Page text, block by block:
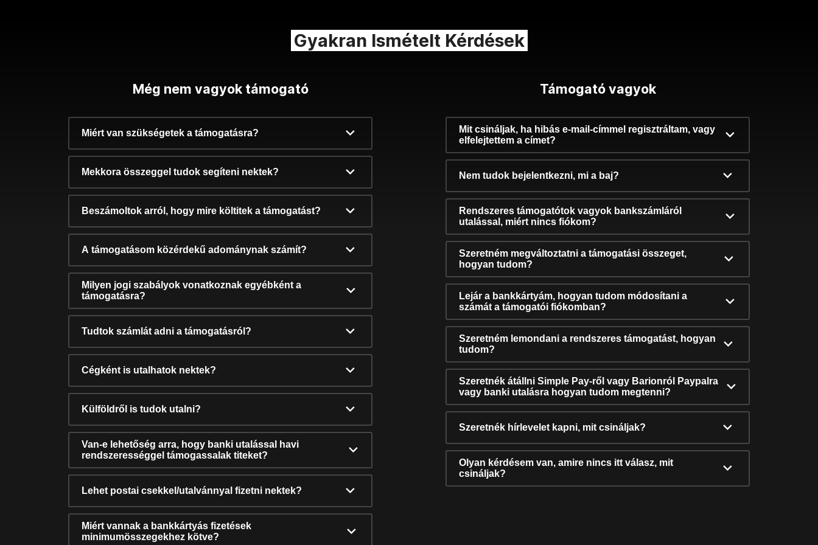
Gyakran Ismételt Kérdések
Még nem vagyok támogató
Miért van szükségetek a támogatásra?
Mekkora összeggel tudok segíteni nektek?
Beszámoltok arról, hogy mire költitek a támogatást?
A támogatásom közérdekű adománynak számít?
Milyen jogi szabályok vonatkoznak egyébként a
támogatásra?
Tudtok számlát adni a támogatásról?
Cégként is utalhatok nektek?
Külföldről is tudok utalni?
Van-e lehetőség arra, hogy banki utalással havi
rendszerességgel támogassalak titeket?
Lehet postai csekkel/utalvánnyal fizetni nektek?
Miért vannak a bankkártyás fizetések
minimumösszegekhez kötve?
Támogató vagyok
Mit csináljak, ha hibás e-mail-címmel regisztráltam, vagy
elfelejtettem a címet?
Nem tudok bejelentkezni, mi a baj?
Rendszeres támogatótok vagyok bankszámláról
utalással, miért nincs fiókom?
Szeretném megváltoztatni a támogatási összeget,
hogyan tudom?
Lejár a bankkártyám, hogyan tudom módosítani a
számát a támogatói fiókomban?
Szeretném lemondani a rendszeres támogatást, hogyan
tudom?
Szeretnék átállni Simple Pay-ről vagy Barionról Paypalra
vagy banki utalásra hogyan tudom megtenni?
Szeretnék hírlevelet kapni, mit csináljak?
Olyan kérdésem van, amire nincs itt válasz, mit
csináljak?